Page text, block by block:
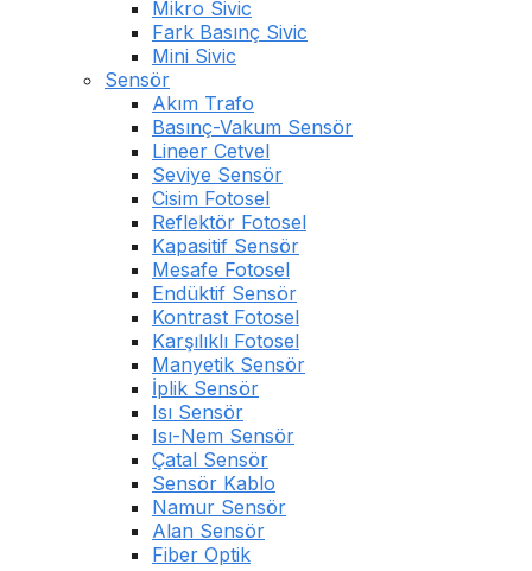
Mikro Sivic
Fark Basınç Sivic
Mini Sivic
Sensör
Akım Trafo
Basınç-Vakum Sensör
Lineer Cetvel
Seviye Sensör
Cisim Fotosel
Reflektör Fotosel
Kapasitif Sensör
Mesafe Fotosel
Endüktif Sensör
Kontrast Fotosel
Karşılıklı Fotosel
Manyetik Sensör
İplik Sensör
Isı Sensör
Isı-Nem Sensör
Çatal Sensör
Sensör Kablo
Namur Sensör
Alan Sensör
Fiber Optik